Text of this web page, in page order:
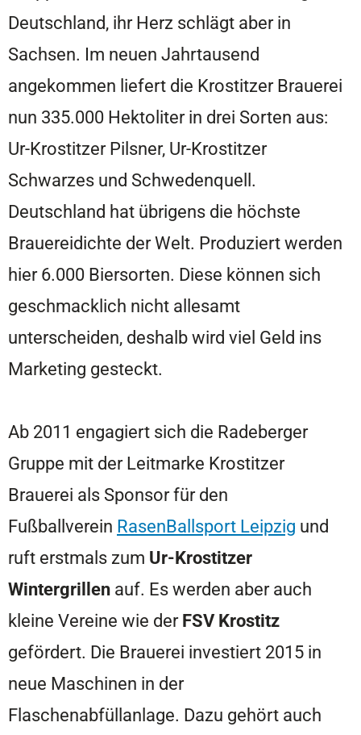
Deutschland, ihr Herz schlägt aber in
Sachsen. Im neuen Jahrtausend
angekommen liefert die Krostitzer Brauerei
nun 335.000 Hektoliter in drei Sorten aus:
Ur-Krostitzer Pilsner, Ur-Krostitzer
Schwarzes und Schwedenquell.
Deutschland hat übrigens die höchste
Brauereidichte der Welt. Produziert werden
hier 6.000 Biersorten. Diese können sich
geschmacklich nicht allesamt
unterscheiden, deshalb wird viel Geld ins
Marketing gesteckt.
Ab 2011 engagiert sich die Radeberger
Gruppe mit der Leitmarke Krostitzer
Brauerei als Sponsor für den
Fußballverein RasenBallsport Leipzig und
ruft erstmals zum Ur-Krostitzer
Wintergrillen auf. Es werden aber auch
kleine Vereine wie derFSV Krostitz
gefördert. Die Brauerei investiert 2015 in
neue Maschinen in der
Flaschenabfüllanlage. Dazu gehört auch